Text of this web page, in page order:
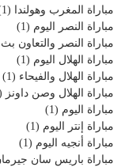
مباراة المغرب وهولندا (1)
مباراة النصر اليوم (1)
مباراة النصر والتعاون
مباراة الهلال اليوم (1)
مباراة الهلال والفيحاء (1)
مباراة الهلال وصن داونز
مباراة اليوم (1)
مباراة إنتر اليوم (1)
مباراة أنجيه اليوم (1)
مباراة باريس سان